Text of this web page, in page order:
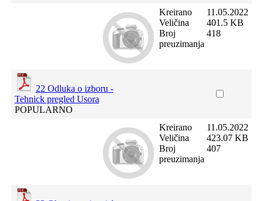
Kreirano
Veličina
Broj
preuzimanja
11.05.2022
401.5 KB
418
22 Odluka o izboru -
Tehnick pregled Usora
POPULARNO
Kreirano
Veličina
Broj
preuzimanja
11.05.2022
423.07 KB
407